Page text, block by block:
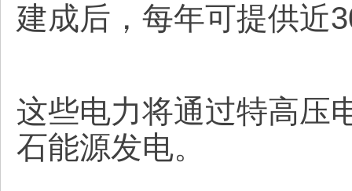
建成后，每年可提供近
这些电力将通过特高压
石能源发电。